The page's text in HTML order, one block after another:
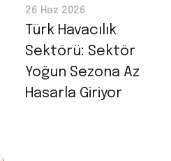
26 Haz 2026
Türk Havacılık
Sektörü: Sektör
Yoğun Sezona Az
Hasarla Giriyor